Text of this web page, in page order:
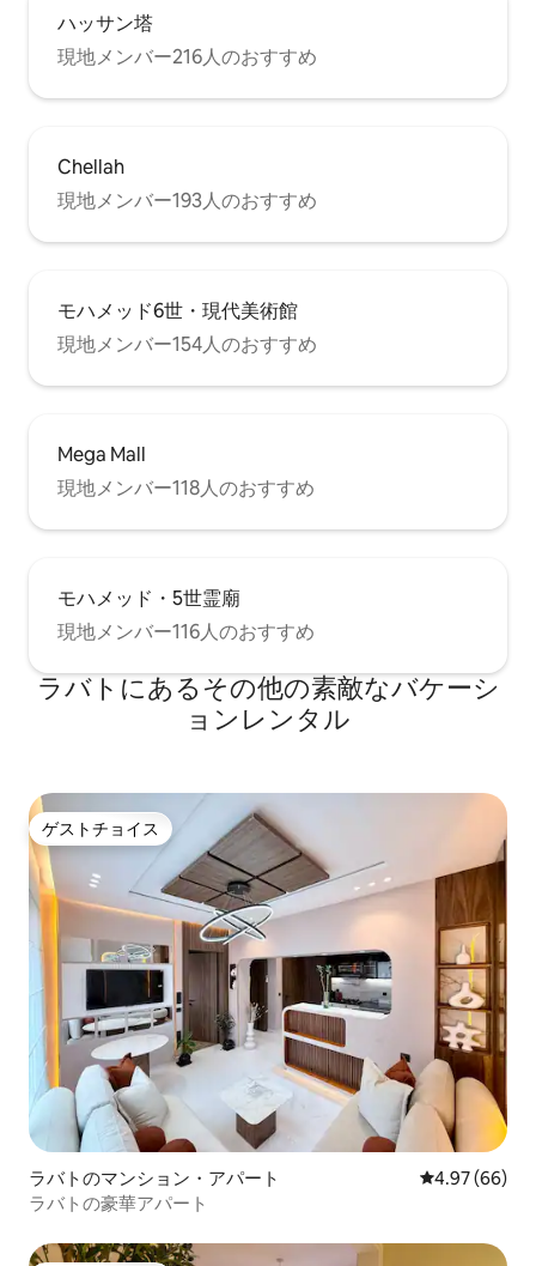
ハッサン塔
現地メンバー216人のおすすめ
Chellah
現地メンバー193人のおすすめ
モハメッド6世・現代美術館
現地メンバー154人のおすすめ
Mega Mall
現地メンバー118人のおすすめ
モハメッド・5世霊廟
現地メンバー116人のおすすめ
ラバトにあるその他の素敵なバケーシ
ョンレンタル
ゲストチョイス
ゲストチョイス
ラバトのマンション・アパート レビュー66
4.97 (66)
ラバトの豪華アパート